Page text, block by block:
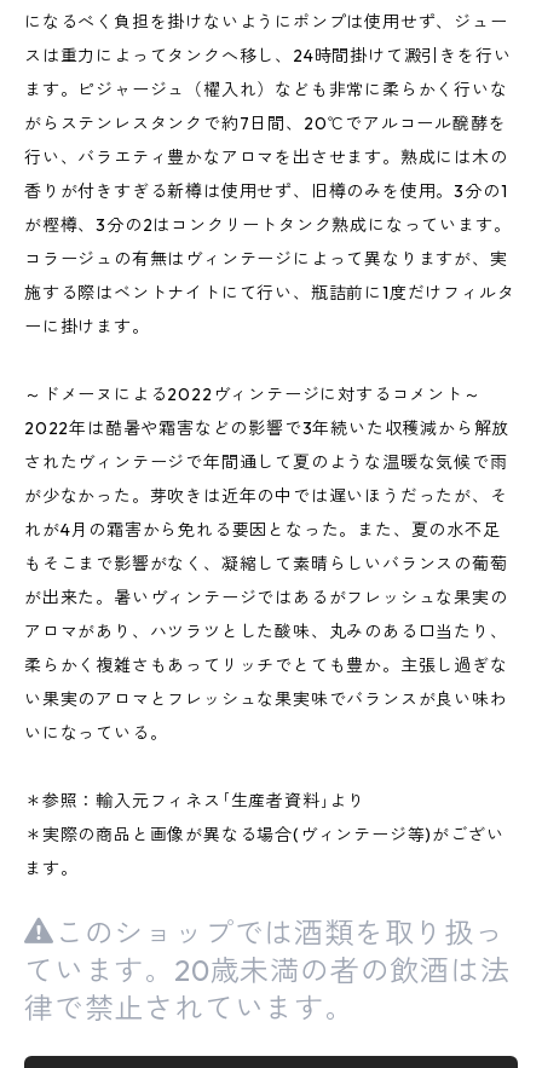
になるべく負担を掛けないようにポンプは使用せず、ジュー
スは重力によってタンクへ移し、24時間掛けて澱引きを行い
ます。ピジャージュ（櫂入れ）なども非常に柔らかく行いな
がらステンレスタンクで約7日間、20℃でアルコール醗酵を
行い、バラエティ豊かなアロマを出させます。熟成には木の
香りが付きすぎる新樽は使用せず、旧樽のみを使用。3分の1
が樫樽、3分の2はコンクリートタンク熟成になっています。
コラージュの有無はヴィンテージによって異なりますが、実
施する際はベントナイトにて行い、瓶詰前に1度だけフィルタ
ーに掛けます。
～ドメーヌによる2022ヴィンテージに対するコメント～
2022年は酷暑や霜害などの影響で3年続いた収穫減から解放
されたヴィンテージで年間通して夏のような温暖な気候で雨
が少なかった。芽吹きは近年の中では遅いほうだったが、そ
れが4月の霜害から免れる要因となった。また、夏の水不足
もそこまで影響がなく、凝縮して素晴らしいバランスの葡萄
が出来た。暑いヴィンテージではあるがフレッシュな果実の
アロマがあり、ハツラツとした酸味、丸みのある口当たり、
柔らかく複雑さもあってリッチでとても豊か。主張し過ぎな
い果実のアロマとフレッシュな果実味でバランスが良い味わ
いになっている。
＊参照：輸入元フィネス｢生産者資料｣より
＊実際の商品と画像が異なる場合(ヴィンテージ等)がござい
ます。
このショップでは酒類を取り扱っ
ています。20歳未満の者の飲酒は法
律で禁止されています。